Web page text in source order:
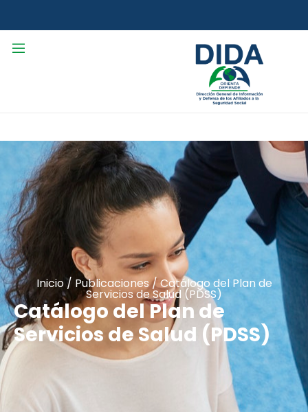
Inicio/ Publicaciones/Catálogo del Plan de
Servicios de Salud (PDSS)
Catálogo del Plan de
Servicios de Salud (PDSS)